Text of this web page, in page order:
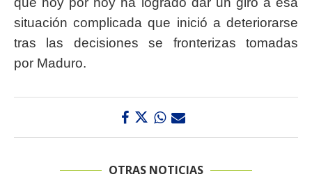
situación complicada que inició a deteriorarse
tras las decisiones se fronterizas tomadas
por Maduro.
OTRAS NOTICIAS